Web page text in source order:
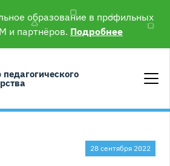
образование в профильных
и партнёров. Подробнее
педагогического
28 сентября 2022